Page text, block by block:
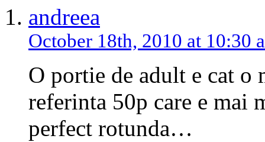
andreea
October 18th, 2010 at 10:30
O portie de adult e cat o
referinta 50p care e mai
perfect rotunda…